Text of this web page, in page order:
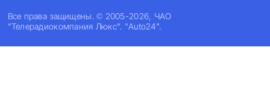
Все права защищены. © 2005-2026, ЧАО
"Телерадиокомпания Люкс". "Auto24".